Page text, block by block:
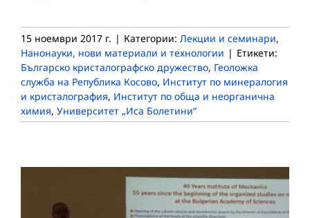
15 ноември 2017 г. | Категории: Лекции и семинари,
Нанонауки, нови материали и технологии | Етикети:
Българско кристалографско дружество, Геоложка
служба на Република Косово, Институт по минералогия
и кристалография, Институт по обща и неорганична
химия, Университет „Иса Болетини“